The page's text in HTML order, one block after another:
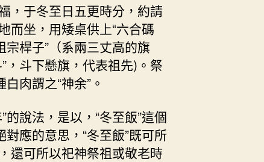
，于冬至日五更時分，約請
而坐，用矮桌供上“六合碼
宗桿子”（系兩三丈高的旗
，斗下懸旗，代表祖先)。祭
白肉謂之“神余”。
說法，是以，“冬至飯”這個
應的意思，“冬至飯”既可所
還可所以祀神祭祖或敬老時